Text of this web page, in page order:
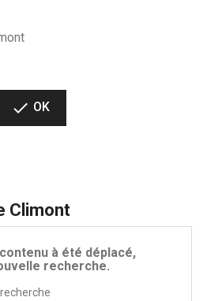
 OK
Climont
à été déplacé,
recherche.